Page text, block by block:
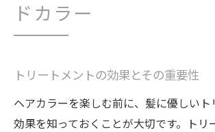
ドカラー
トリートメントの効果とその重要性
ヘアカラーを楽しむ前に、髪に優しい
効果を知っておくことが大切です。トリ